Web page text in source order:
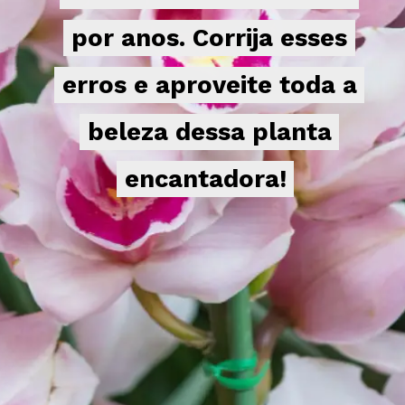
por anos. Corrija esses
erros e aproveite toda a
beleza dessa planta
encantadora!
por anos. Corrija esses
erros e aproveite toda a
beleza dessa planta
encantadora!